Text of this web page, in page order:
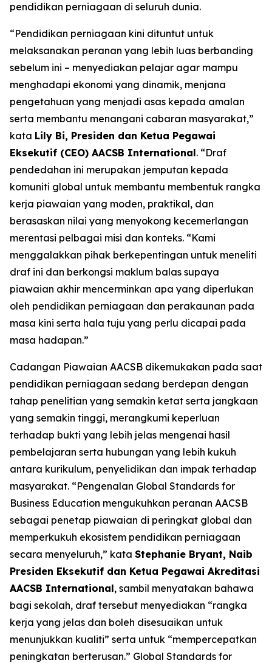
pendidikan perniagaan di seluruh dunia.
“Pendidikan perniagaan kini dituntut untuk
melaksanakan peranan yang lebih luas berbanding
sebelum ini – menyediakan pelajar agar mampu
menghadapi ekonomi yang dinamik, menjana
pengetahuan yang menjadi asas kepada amalan
serta membantu menangani cabaran masyarakat,”
kata Lily Bi, Presiden dan Ketua Pegawai
Eksekutif (CEO) AACSB International. “Draf
pendedahan ini merupakan jemputan kepada
komuniti global untuk membantu membentuk rangka
kerja piawaian yang moden, praktikal, dan
berasaskan nilai yang menyokong kecemerlangan
merentasi pelbagai misi dan konteks. “Kami
menggalakkan pihak berkepentingan untuk meneliti
draf ini dan berkongsi maklum balas supaya
piawaian akhir mencerminkan apa yang diperlukan
oleh pendidikan perniagaan dan perakaunan pada
masa kini serta hala tuju yang perlu dicapai pada
masa hadapan.”
Cadangan Piawaian AACSB dikemukakan pada saat
pendidikan perniagaan sedang berdepan dengan
tahap penelitian yang semakin ketat serta jangkaan
yang semakin tinggi, merangkumi keperluan
terhadap bukti yang lebih jelas mengenai hasil
pembelajaran serta hubungan yang lebih kukuh
antara kurikulum, penyelidikan dan impak terhadap
masyarakat. “Pengenalan Global Standards for
Business Education mengukuhkan peranan AACSB
sebagai penetap piawaian di peringkat global dan
memperkukuh ekosistem pendidikan perniagaan
secara menyeluruh,” kata Stephanie Bryant, Naib
Presiden Eksekutif dan Ketua Pegawai Akreditasi
AACSB International, sambil menyatakan bahawa
bagi sekolah, draf tersebut menyediakan “rangka
kerja yang jelas dan boleh disesuaikan untuk
menunjukkan kualiti” serta untuk “mempercepatkan
peningkatan berterusan.” Global Standards for